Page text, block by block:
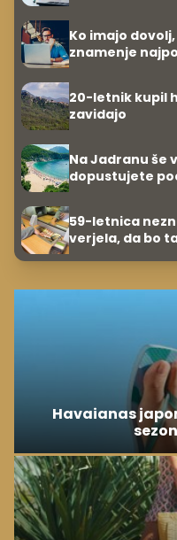
Ko imajo
znamenje
20-letnik kupil
zavidajo
Na Jadranu še
dopustujete
59-letnica
verjela, da bo
Havaianas